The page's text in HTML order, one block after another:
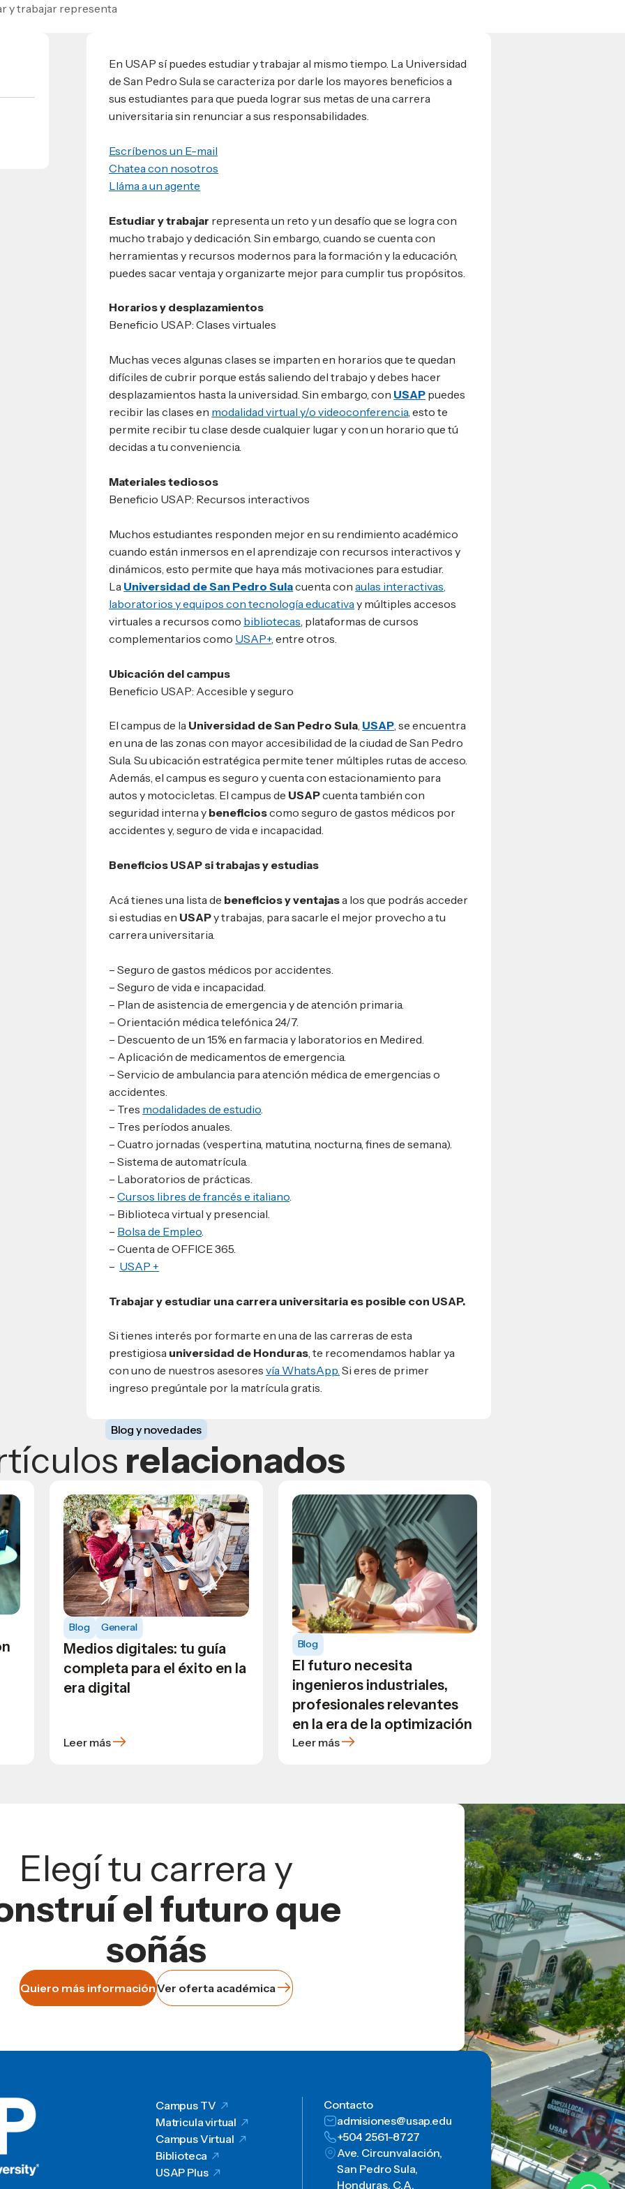
y trabajar representa
En USAP sí puedes estudiar y trabajar al mismo tiempo. La Universidad
de San Pedro Sula se caracteriza por darle los mayores beneficios a
sus estudiantes para que pueda lograr sus metas de una carrera
universitaria sin renunciar a sus responsabilidades.
Escríbenos un E-mail
Chatea con nosotros
Lláma a un agente
Estudiar y trabajar representa un reto y un desafío que se logra con
mucho trabajo y dedicación. Sin embargo, cuando se cuenta con
herramientas y recursos modernos para la formación y la educación,
puedes sacar ventaja y organizarte mejor para cumplir tus propósitos.
Horarios y desplazamientos
Beneficio USAP: Clases virtuales
Muchas veces algunas clases se imparten en horarios que te quedan
difíciles de cubrir porque estás saliendo del trabajo y debes hacer
desplazamientos hasta la universidad. Sin embargo, con USAP puedes
recibir las clases en modalidad virtual y/o videoconferencia, esto te
permite recibir tu clase desde cualquier lugar y con un horario que tú
decidas a tu conveniencia.
Materiales tediosos
Beneficio USAP: Recursos interactivos
Muchos estudiantes responden mejor en su rendimiento académico
cuando están inmersos en el aprendizaje con recursos interactivos y
dinámicos, esto permite que haya más motivaciones para estudiar.
La Universidad de San Pedro Sulacuenta conaulas interactivas,
laboratorios y equipos con tecnología educativa y múltiples accesos
virtuales a recursos como bibliotecas , plataformas de cursos
complementarios como USAP+, entre otros.
Ubicación del campus
Beneficio USAP: Accesible y seguro
El campus de la Universidad de San Pedro Sula, USAP, se encuentra
en una de las zonas con mayor accesibilidad de la ciudad de San Pedro
Sula. Su ubicación estratégica permite tener múltiples rutas de acceso.
Además, el campus es seguro y cuenta con estacionamiento para
autos y motocicletas. El campus de USAPcuenta también con
seguridad interna y beneficioscomo seguro de gastos médicos por
accidentes y, seguro de vida e incapacidad.
Beneficios USAP si trabajas y estudias
Acá tienes una lista de beneficios y ventajasa los que podrás acceder
si estudias en USAPy trabajas, para sacarle el mejor provecho a tu
carrera universitaria.
– Seguro de gastos médicos por accidentes.
– Seguro de vida e incapacidad.
– Plan de asistencia de emergencia y de atención primaria.
– Orientación médica telefónica 24/7.
– Descuento de un 15% en farmacia y laboratorios en Medired.
– Aplicación de medicamentos de emergencia.
– Servicio de ambulancia para atención médica de emergencias o
accidentes.
– Tres modalidades de estudio
– Tres períodos anuales.
– Cuatro jornadas (vespertina, matutina, nocturna, fines de semana).
– Sistema de automatrícula.
– Laboratorios de prácticas.
–Cursos libres de francés e italiano
– Biblioteca virtual y presencial.
– Bolsa de Empleo
– Cuenta de OFFICE 365.
– USAP +
Trabajar y estudiar una carrera universitaria es posible con USAP.
Si tienes interés por formarte en una de las carreras de esta
prestigiosa universidad de Honduras, te recomendamos hablar ya
con uno de nuestros asesoresvía WhatsApp. Si eres de primer
ingreso pregúntale por la matrícula gratis.
Blog y novedades
relacionados
Blog General
Medios digitales: tu guía
completa para el éxito en la
era digital
Leer más
Blog
El futuro necesita
ingenieros industriales,
profesionales relevantes
en la era de la optimización
Leer más
Elegí tu carrera y
el futuro que
soñás
Quiero más informaciónVer oferta académica
Campus TV
Matricula virtual
Campus Virtual
Biblioteca
USAP Plus
Contacto
admisiones@usap.edu
+504 2561-8727
Ave. Circunvalación,
San Pedro Sula,
Honduras, C.A.